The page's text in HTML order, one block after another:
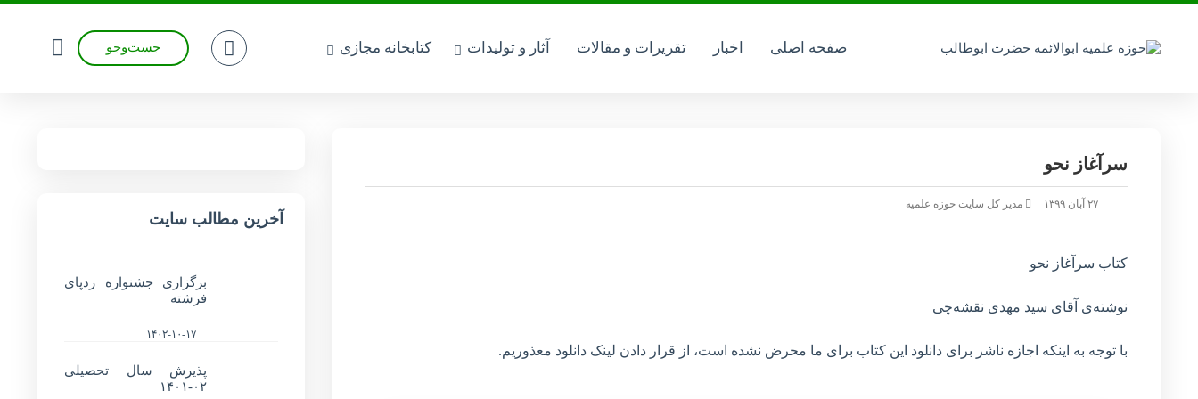
صفحه اصلی اخبار تقریرات و مقالات آثار و تولیدات کتابخانه مجازی جست‌وجو
سرآغاز نحو
۲۷ آبان ۱۳۹۹ مدیر کل سایت حوزه علمیه
کتاب سرآغاز نحو
نوشته‌ی آقای سید مهدی نقشه‌چی
با توجه به اینکه اجازه ناشر برای دانلود این کتاب برای ما محرض نشده است، از قرار دادن لینک دانلود معذوریم.
آخرین مطالب سایت
برگزاری جشنواره ردپای
فرشته
۱۴۰۲-۱۰-۱۷
پذیرش سال تحصیلی
۰۲-۱۴۰۱